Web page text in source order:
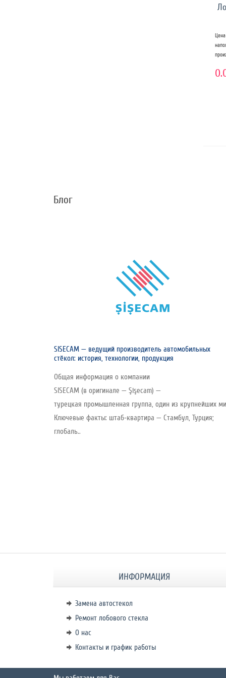
Блог
SISECAM — ведущий производитель автомобильных
стёкол: история, технологии, продукция
Общая информация о компании
SISECAM (в оригинале — Şişecam) —
турецкая промышленная группа, один из крупнейших
Ключевые факты: штаб‑квартира — Стамбул, Турция;
глобаль..
ИНФОРМАЦИЯ
Замена автостекол
Ремонт лобового стекла
О нас
Контакты и график работы